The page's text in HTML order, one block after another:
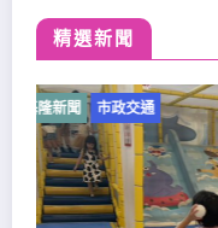
精選新聞
基隆新聞 市政交通